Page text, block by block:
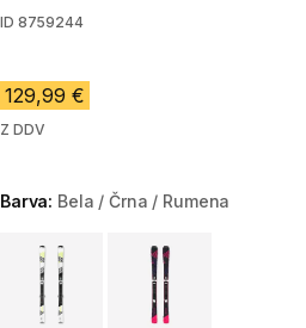
ID 8759244
129,99 €
Z DDV
Barva: Bela / Črna / Rumena
Choose a variant